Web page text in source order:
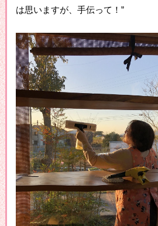
は思いますが、手伝って！”